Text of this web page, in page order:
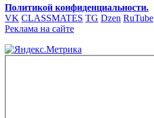
Политикой конфиденциальности.
VK CLASSMATES TG Dzen RuTube
Реклама на сайте